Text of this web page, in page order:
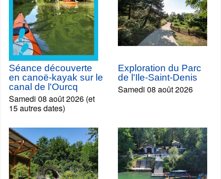
Séance découverte
en canoë-kayak sur le
canal de l'Ourcq
Samedi 08 août 2026 (et
15 autres dates)
Exploration du Parc
de l'Ile-Saint-Denis
Samedi 08 août 2026